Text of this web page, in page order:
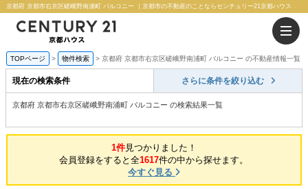
京都府 京都市右京区嵯峨野南浦町 バルコニー ｜京都市の不動産のことならセンチュリー21京都ハウス
TOPページ 物件検索 京都府 京都市右京区嵯峨野南浦町 バルコニー の不動産情報一覧
現在の検索条件 さらに条件を絞り込む
京都府 京都市右京区嵯峨野南浦町 バルコニー の検索結果一覧
1件見つかりました！
会員登録をすると全1617件の中から探せます。
今すぐ見る